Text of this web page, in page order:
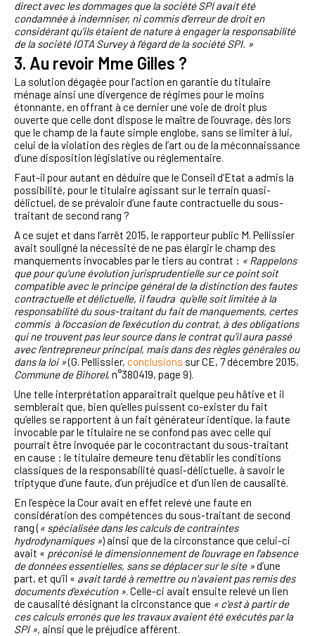
direct avec les dommages que la société SPI avait été
condamnée à indemniser, ni commis d'erreur de droit en
considérant qu'ils étaient de nature à engager la responsabilité
de la société IOTA Survey à l'égard de la société SPI. »
3. Au revoir Mme Gilles ?
La solution dégagée pour l’action en garantie du titulaire
ménage ainsi une divergence de régimes pour le moins
étonnante, en offrant à ce dernier une voie de droit plus
ouverte que celle dont dispose le maître de l’ouvrage, dès lors
que le champ de la faute simple englobe, sans se limiter à lui,
celui de la violation des règles de l’art ou de la méconnaissance
d’une disposition législative ou réglementaire.
Faut-il pour autant en déduire que le Conseil d’Etat a admis la
possibilité, pour le titulaire agissant sur le terrain quasi-
délictuel, de se prévaloir d’une faute contractuelle du sous-
traitant de second rang ?
A ce sujet et dans l’arrêt 2015, le rapporteur public M. Pellissier
avait souligné la nécessité de ne pas élargir le champ des
manquements invocables par le tiers au contrat : « Rappelons
que pour qu'une évolution jurisprudentielle sur ce point soit
compatible avec le principe général de la distinction des fautes
contractuelle et délictuelle, il faudra qu'elle soit limitée à la
responsabilité du sous-traitant du fait de manquements, certes
commis à l'occasion de l'exécution du contrat, à des obligations
qui ne trouvent pas leur source dans le contrat qu’il aura passé
avec l'entrepreneur principal, mais dans des règles générales ou
dans la loi »(G. Pellissier, conclusions sur CE, 7 décembre 2015,
Commune de Bihorel, n°380419, page 9).
Une telle interprétation apparaitrait quelque peu hâtive et il
semblerait que, bien qu’elles puissent co-exister du fait
qu’elles se rapportent à un fait générateur identique, la faute
invocable par le titulaire ne se confond pas avec celle qui
pourrait être invoquée par le cocontractant du sous-traitant
en cause : le titulaire demeure tenu d’établir les conditions
classiques de la responsabilité quasi-délictuelle, à savoir le
triptyque d’une faute, d’un préjudice et d’un lien de causalité.
En l’espèce la Cour avait en effet relevé une faute en
considération des compétences du sous-traitant de second
rang (« spécialisée dans les calculs de contraintes
hydrodynamiques ») ainsi que de la circonstance que celui-ci
avait « préconisé le dimensionnement de l'ouvrage en l'absence
de données essentielles, sans se déplacer sur le site »d’une
part, et qu’il « avait tardé à remettre ou n'avaient pas remis des
documents d'exécution » . Celle-ci avait ensuite relevé un lien
de causalité désignant la circonstance que « c'est à partir de
ces calculs erronés que les travaux avaient été exécutés par la
SPI », ainsi que le préjudice afférent.